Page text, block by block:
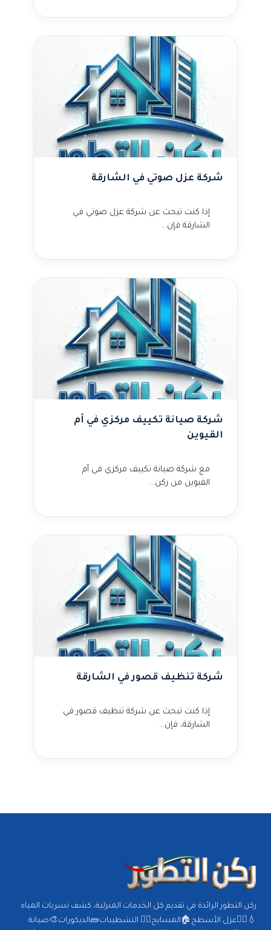
شركة عزل صوتي في الشارقة
إذا كنت تبحث عن شركة عزل صوتي في
الشارقة فإن…
شركة صيانة تكييف مركزي في أم
القيوين
مع شركة صيانة تكييف مركزي في أم
القيوين من ركن…
شركة تنظيف قصور في الشارقة
إذا كنت تبحث عن شركة تنظيف قصور في
الشارقة، فإن…
ركن التطور الرائدة في تقديم كل الخدمات المنزلية، كشف تسربات المياه
💧🕵️‍♂️عزل الأسطح🏠المسابح🏊‍♂️ التشطيبات🧱الديكورات🎨صيانة